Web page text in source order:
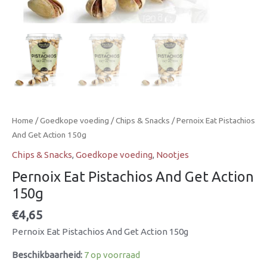
Home /Goedkope voeding /Chips & Snacks / Pernoix Eat Pistachios
And Get Action 150g
Chips & Snacks, Goedkope voeding, Nootjes
Pernoix Eat Pistachios And Get Action
150g
€4,65
Pernoix Eat Pistachios And Get Action 150g
Beschikbaarheid: 7 op voorraad